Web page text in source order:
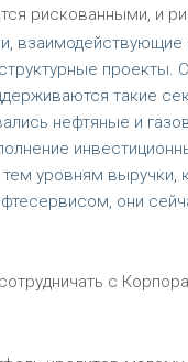
рискованными, и
проекты.
такие
нефтяные и
уровням
они
с